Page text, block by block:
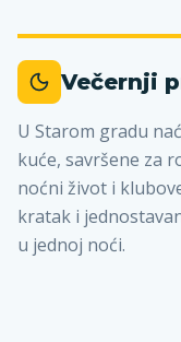
Večernji
U Starom gradu
kuće, savršene za
noćni život i
kratak i
u jednoj noći.